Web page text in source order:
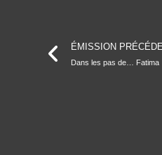
ÉMISSION
Dans les pas de… Fatima